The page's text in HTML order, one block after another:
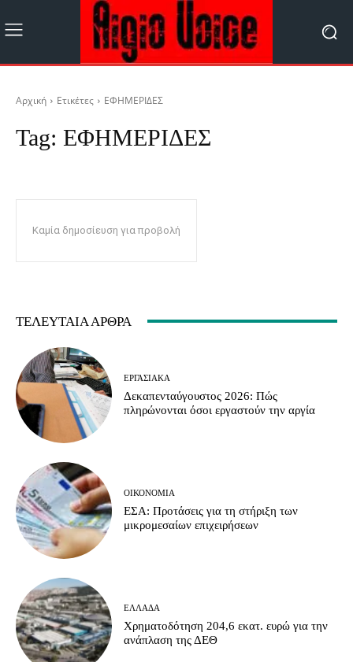
Αρχική Ετικέτες ΕΦΗΜΕΡΙΔΕΣ
Tag: ΕΦΗΜΕΡΙΔΕΣ
Καμία δημοσίευση για προβολή
ΤΕΛΕΥΤΑΊΑ ΆΡΘΡΑ
ΕΡΓΑΣΙΑΚΆ
Δεκαπενταύγουστος 2026: Πώς
πληρώνονται όσοι εργαστούν την αργία
ΟΙΚΟΝΟΜΊΑ
ΕΣΑ: Προτάσεις για τη στήριξη των
μικρομεσαίων επιχειρήσεων
ΕΛΛΆΔΑ
Χρηματοδότηση 204,6 εκατ. ευρώ για την
ανάπλαση της ΔΕΘ